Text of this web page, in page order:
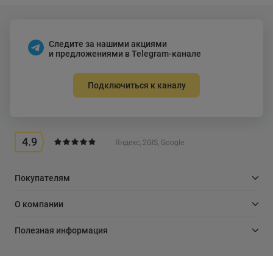
Следите за нашими акциями
и предложениями в Telegram-канале
Подключиться к каналу
4.9 Яндекс, 2GIS, Google
Покупателям
О компании
Полезная информация